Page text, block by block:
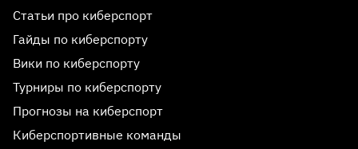
Статьи про киберспорт
Гайды по киберспорту
Вики по киберспорту
Турниры по киберспорту
Прогнозы на киберспорт
Киберспортивные команды